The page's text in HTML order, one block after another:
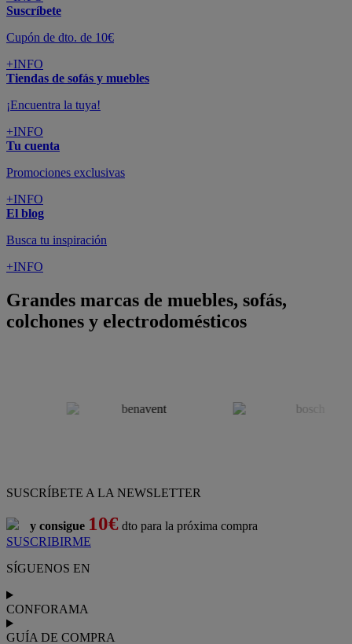
Suscríbete
Cupón de dto. de 10€
+INFO
Tiendas de sofás y muebles
¡Encuentra la tuya!
+INFO
Tu cuenta
Promociones exclusivas
+INFO
El blog
Busca tu inspiración
+INFO
Grandes marcas de muebles, sofás,
colchones y electrodomésticos
SUSCRÍBETE A LA NEWSLETTER
y consigue 10€ dto para la próxima compra
SUSCRIBIRME
SÍGUENOS EN
CONFORAMA
GUÍA DE COMPRA